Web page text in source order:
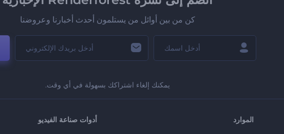
كن من بين أوائل من يستلمون أحدث أخبارنا وعروضنا
يمكنك إلغاء اشتراكك بسهولة في أي وقت.
الموارد أدوات صناعة الفيديو